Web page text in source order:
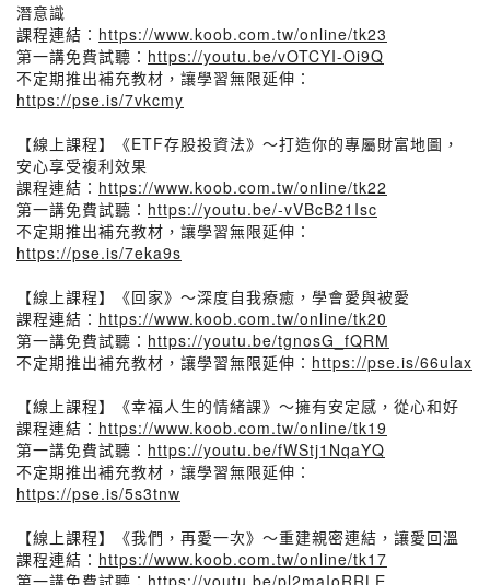
潛意識
課程連結： https://www.koob.com.tw/online/tk23
第一講免費試聽： https://youtu.be/vOTCYI-Oi9Q
不定期推出補充教材，讓學習無限延伸：
https://pse.is/7vkcmy
【線上課程】《ETF存股投資法》～打造你的專屬財富地圖，
安心享受複利效果
課程連結： https://www.koob.com.tw/online/tk22
第一講免費試聽： https://youtu.be/-vVBcB21Isc
不定期推出補充教材，讓學習無限延伸：
https://pse.is/7eka9s
【線上課程】《回家》～深度自我療癒，學會愛與被愛
課程連結： https://www.koob.com.tw/online/tk20
第一講免費試聽： https://youtu.be/tgnosG_fQRM
不定期推出補充教材，讓學習無限延伸： https://pse.is/66ulax
【線上課程】《幸福人生的情緒課》～擁有安定感，從心和好
課程連結： https://www.koob.com.tw/online/tk19
第一講免費試聽： https://youtu.be/fWStj1NqaYQ
不定期推出補充教材，讓學習無限延伸：
https://pse.is/5s3tnw
【線上課程】《我們，再愛一次》～重建親密連結，讓愛回溫
課程連結： https://www.koob.com.tw/online/tk17
第一講免費試聽： https://youtu.be/pl2maIoRRLE